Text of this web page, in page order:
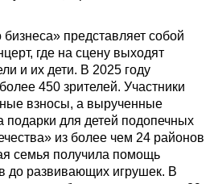
представляет собой
где на сцену выходят
и их дети. В 2025 году
450 зрителей. Участники
взносы, а вырученные
подарки для детей подопечных
из более чем 24 районов
семья получила помощь
до развивающих игрушек. В